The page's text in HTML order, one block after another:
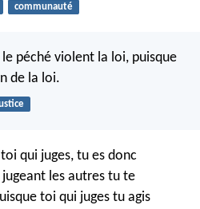
communauté
péché violent la loi, puisque
de la loi.
qui juges, tu es donc
les autres tu te
toi qui juges tu agis